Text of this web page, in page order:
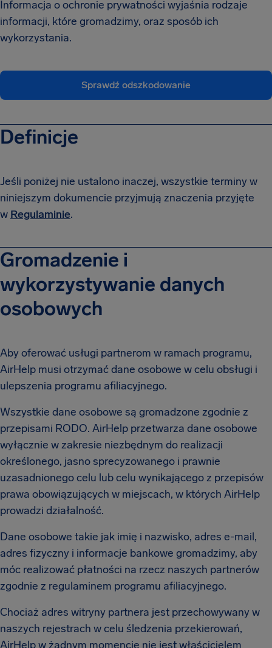
Informacja o ochronie prywatności wyjaśnia rodzaje
informacji, które gromadzimy, oraz sposób ich
wykorzystania.
Sprawdź odszkodowanie
Definicje
Jeśli poniżej nie ustalono inaczej, wszystkie terminy w
niniejszym dokumencie przyjmują znaczenia przyjęte
w Regulaminie.
Gromadzenie i
wykorzystywanie danych
osobowych
Aby oferować usługi partnerom w ramach programu,
AirHelp musi otrzymać dane osobowe w celu obsługi i
ulepszenia programu afiliacyjnego.
Wszystkie dane osobowe są gromadzone zgodnie z
przepisami RODO. AirHelp przetwarza dane osobowe
wyłącznie w zakresie niezbędnym do realizacji
określonego, jasno sprecyzowanego i prawnie
uzasadnionego celu lub celu wynikającego z przepisów
prawa obowiązujących w miejscach, w których AirHelp
prowadzi działalność.
Dane osobowe takie jak imię i nazwisko, adres e-mail,
adres fizyczny i informacje bankowe gromadzimy, aby
móc realizować płatności na rzecz naszych partnerów
zgodnie z regulaminem programu afiliacyjnego.
Chociaż adres witryny partnera jest przechowywany w
naszych rejestrach w celu śledzenia przekierowań,
AirHelp w żadnym momencie nie jest właścicielem